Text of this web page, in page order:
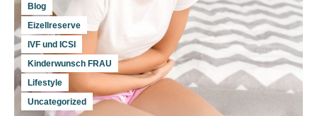
Blog
Eizellreserve
IVF und ICSI
Kinderwunsch FRAU
Lifestyle
Uncategorized